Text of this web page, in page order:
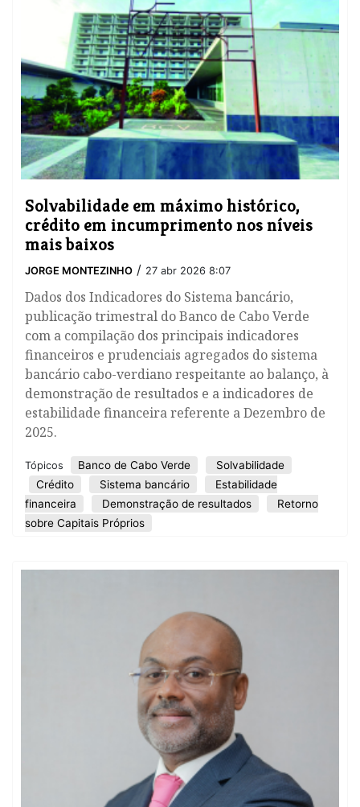
Solvabilidade em máximo histórico,
crédito em incumprimento nos níveis
mais baixos
JORGE MONTEZINHO / 27 abr 2026 8:07
Dados dos Indicadores do Sistema bancário,
publicação trimestral do Banco de Cabo Verde
com a compilação dos principais indicadores
financeiros e prudenciais agregados do sistema
bancário cabo-verdiano respeitante ao balanço, à
demonstração de resultados e a indicadores de
estabilidade financeira referente a Dezembro de
2025.
Tópicos Banco de Cabo Verde
Solvabilidade
Crédito
Sistema bancário
Estabilidade
financeira
Demonstração de resultados
Retorno
sobre Capitais Próprios